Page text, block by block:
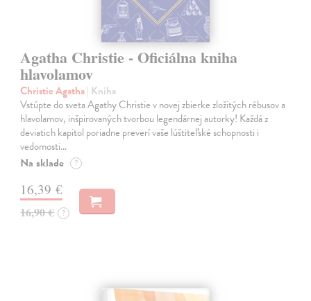
Agatha Christie - Oficiálna kniha
hlavolamov
Christie Agatha| Kniha
Vstúpte do sveta Agathy Christie v novej zbierke zložitých rébusov a
hlavolamov, inšpirovaných tvorbou legendárnej autorky! Každá z
deviatich kapitol poriadne preverí vaše lúštiteľské schopnosti i
vedomosti…
Na sklade ?
16,39 €
16,90 € ?